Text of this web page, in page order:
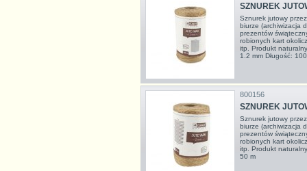
SZNUREK
Sznurek jutowy
biurze (archiwizacja
prezentów
robionych kart
itp. Produkt
1.2 mm Długość:
800156
SZNUREK
Sznurek jutowy
biurze (archiwizacja
prezentów
robionych kart
itp. Produkt
50 m